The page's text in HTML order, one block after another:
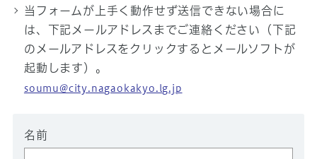
当フォームが上手く動作せず送信できない場合に
は、下記メールアドレスまでご連絡ください（下記
のメールアドレスをクリックするとメールソフトが
起動します）。
soumu@city.nagaokakyo.lg.jp
名前